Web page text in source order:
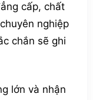
cấp, chất
nghiệp
chắn sẽ ghi
lớn và nhận